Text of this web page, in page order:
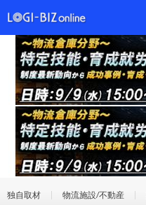
独自取材 物流施設/不動産